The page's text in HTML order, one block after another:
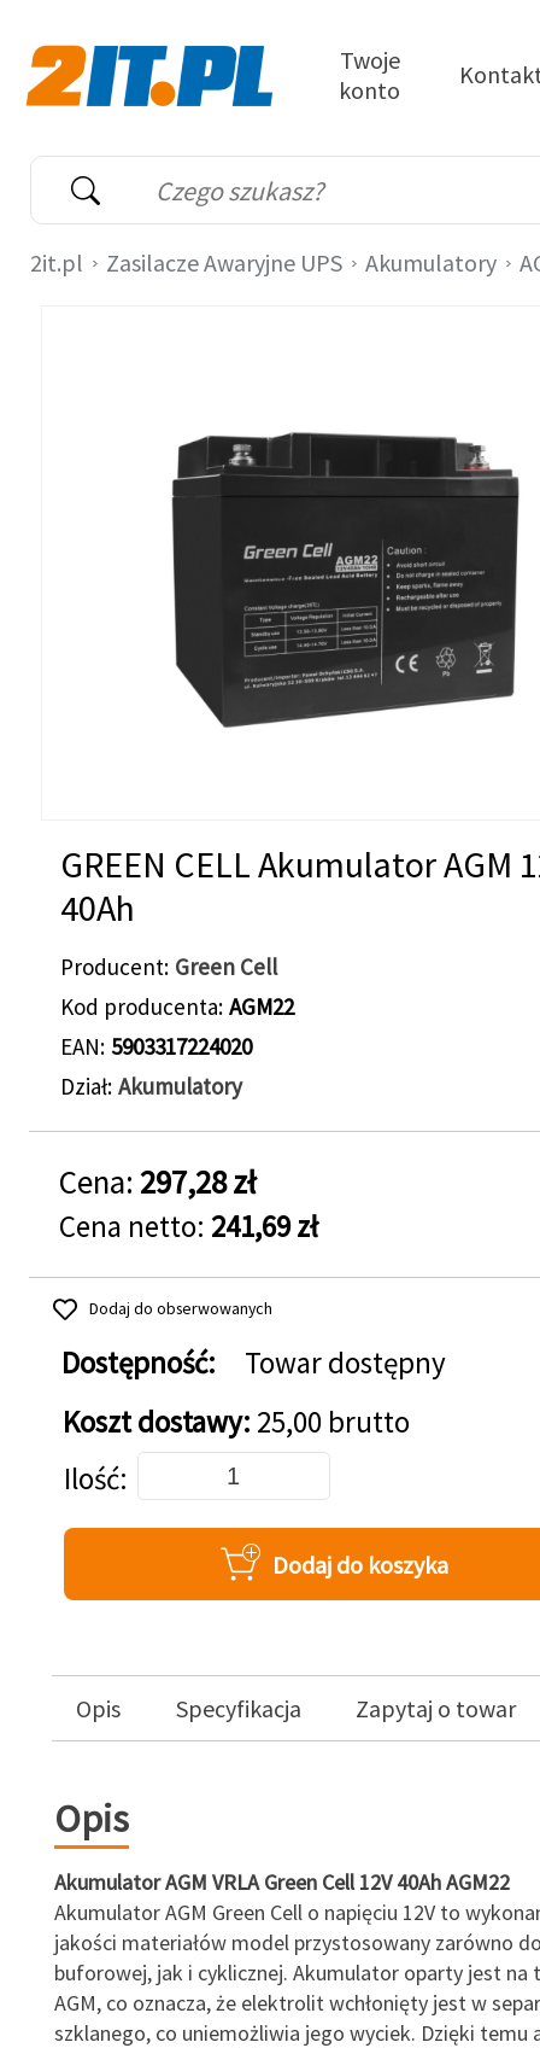
Wyszukiwarka
Słowo kluczowe
Twoje
konto
2it.pl Zasilacze Awaryjne UPS Akumulatory
GREEN CELL Akumulator AGM
40Ah
Producent Green Cell
Kod producenta AGM22
EAN 5903317224020
Dział Akumulatory
Cena: 297,28 zł
Cena netto: 241,69 zł
Dodaj do obserwowanych
Dostępność:
Towar dostępny
Koszt dostawy: 25,00 brutto
Dodaj do koszyka
Ilość
Dodaj do koszyka
Opis Specyfikacja Zapytaj o towar
Opis
Akumulator AGM VRLA Green Cell 12V 40Ah AGM22
Akumulator AGM Green Cell o napięciu 12V to
jakości materiałów model przystosowany zarówno
buforowej, jak i cyklicznej. Akumulator oparty jest na
AGM, co oznacza, że elektrolit wchłonięty jest w
szklanego, co uniemożliwia jego wyciek. Dzięki temu